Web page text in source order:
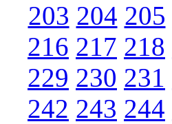
203 204 205
216 217 218
229 230 231
242 243 244